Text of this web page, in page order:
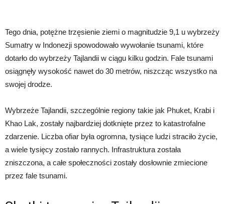
Tego dnia, potężne trzęsienie ziemi o magnitudzie 9,1 u wybrzeży
Sumatry w Indonezji spowodowało wywołanie tsunami, które
dotarło do wybrzeży Tajlandii w ciągu kilku godzin. Fale tsunami
osiągnęły wysokość nawet do 30 metrów, niszcząc wszystko na
swojej drodze.
Wybrzeże Tajlandii, szczególnie regiony takie jak Phuket, Krabi i
Khao Lak, zostały najbardziej dotknięte przez to katastrofalne
zdarzenie. Liczba ofiar była ogromna, tysiące ludzi straciło życie,
a wiele tysięcy zostało rannych. Infrastruktura została
zniszczona, a całe społeczności zostały dosłownie zmiecione
przez fale tsunami.